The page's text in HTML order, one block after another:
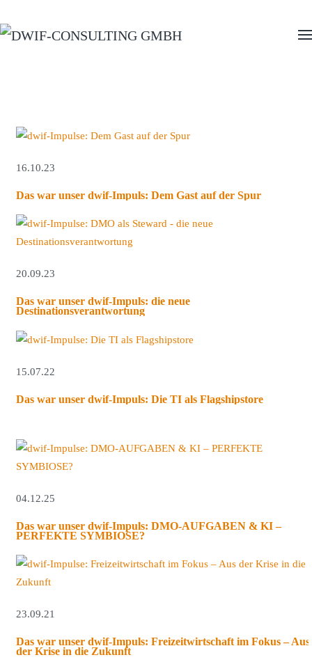
Zum Hauptinhalt springen
16.10.23
Das war unser dwif-Impuls: Dem Gast auf der Spur
20.09.23
Das war unser dwif-Impuls: die neue
Destinationsverantwortung
15.07.22
Das war unser dwif-Impuls: Die TI als Flagshipstore
04.12.25
Das war unser dwif-Impuls: DMO-AUFGABEN & KI –
PERFEKTE SYMBIOSE?
23.09.21
Das war unser dwif-Impuls: Freizeitwirtschaft im Fokus – Aus
der Krise in die Zukunft